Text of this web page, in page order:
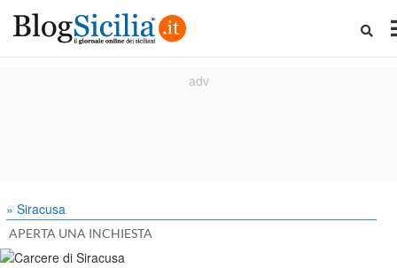
» Siracusa
APERTA UNA INCHIESTA